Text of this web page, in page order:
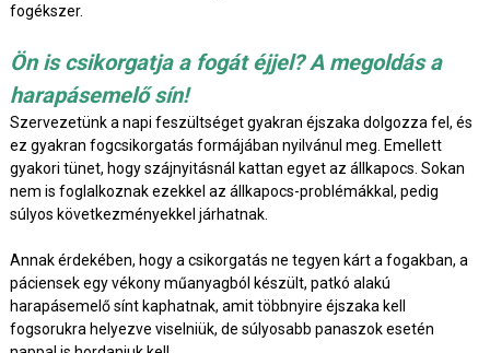
fogékszer.
Ön is csikorgatja a fogát éjjel? A megoldás a
harapásemelő sín!
Szervezetünk a napi feszültséget gyakran éjszaka dolgozza fel, és
ez gyakran fogcsikorgatás formájában nyilvánul meg. Emellett
gyakori tünet, hogy szájnyitásnál kattan egyet az állkapocs. Sokan
nem is foglalkoznak ezekkel az állkapocs-problémákkal, pedig
súlyos következményekkel járhatnak.
Annak érdekében, hogy a csikorgatás ne tegyen kárt a fogakban, a
páciensek egy vékony műanyagból készült, patkó alakú
harapásemelő sínt kaphatnak, amit többnyire éjszaka kell
fogsorukra helyezve viselniük, de súlyosabb panaszok esetén